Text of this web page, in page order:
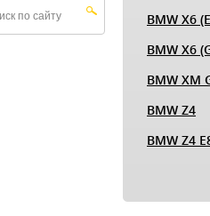
BMW X6
BMW X6
BMW XM
BMW Z4
BMW Z4